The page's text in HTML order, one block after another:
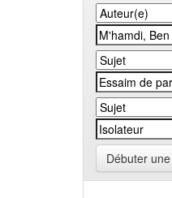
Débuter